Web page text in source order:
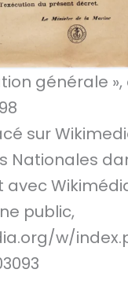
générale
sur
Nationales
avec
public,
w/